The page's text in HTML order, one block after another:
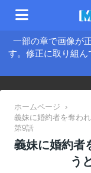
一部の章で画像が
す。修正に取り組ん
ホームページ
›
義妹に婚約者を奪わ
第9話
義妹に婚約者
う